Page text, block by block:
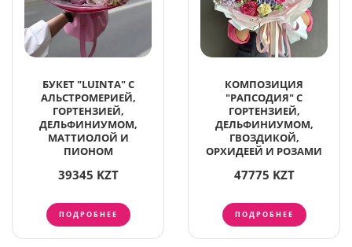
БУКЕТ "LUINTA" С
АЛЬСТРОМЕРИЕЙ,
ГОРТЕНЗИЕЙ,
ДЕЛЬФИНИУМОМ,
МАТТИОЛОЙ И
ПИОНОМ
39345 KZT
ПОДРОБНЕЕ
КОМПОЗИЦИЯ
"РАПСОДИЯ" С
ГОРТЕНЗИЕЙ,
ДЕЛЬФИНИУМОМ,
ГВОЗДИКОЙ,
ОРХИДЕЕЙ И РОЗАМИ
47775 KZT
ПОДРОБНЕЕ